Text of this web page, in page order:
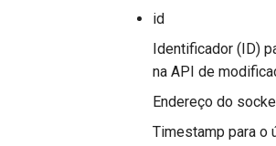
id
Identificador (ID)
na API de
Endereço do
Timestamp para o